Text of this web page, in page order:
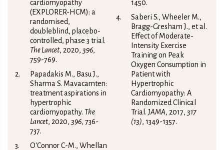
cardiomyopathy
(EXPLORER-HCM): a
randomised,
doubleblind, placebo-
controlled, phase 3 trial.
The Lancet, 2020, 396,
759-769.
Papadakis M., Basu J.,
Sharma S. Mavacamten:
treatment aspirations in
hypertrophic
cardiomyopathy. The
Lancet, 2020, 396, 736-
737.
O'Connor C-M., Whellan
1450.
Saberi S., Wheeler M.,
Bragg-Gresham J., et al.
Effect of Moderate-
Intensity Exercise
Training on Peak
Oxygen Consumption in
Patient with
Hypertrophic
Cardiomyopathy: A
Randomized Clinical
Trial. JAMA, 2017, 317
(13), 1349-1357.